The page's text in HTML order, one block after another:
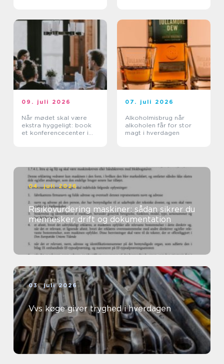
09. juli 2026
Når mødet skal være
ekstra hyggeligt: book
et konferencecenter i
07. juli 2026
Alkoholmisbrug når
alkoholen får for stor
magt i hverdagen
04. juli 2026
Risikovurdering maskiner: sådan sikrer du
mennesker, drift og dokumentation
03. juli 2026
Vvs køge giver tryghed i hverdagen